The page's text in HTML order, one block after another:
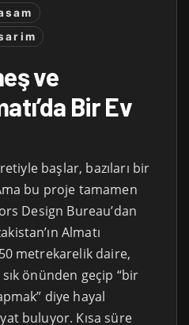
ve
Bir Ev
başlar, bazıları bir
bu proje tamamen
Design Bureau’dan
Almatı
metrekarelik daire,
önünden geçip “bir
diye hayal
buluyor. Kısa süre